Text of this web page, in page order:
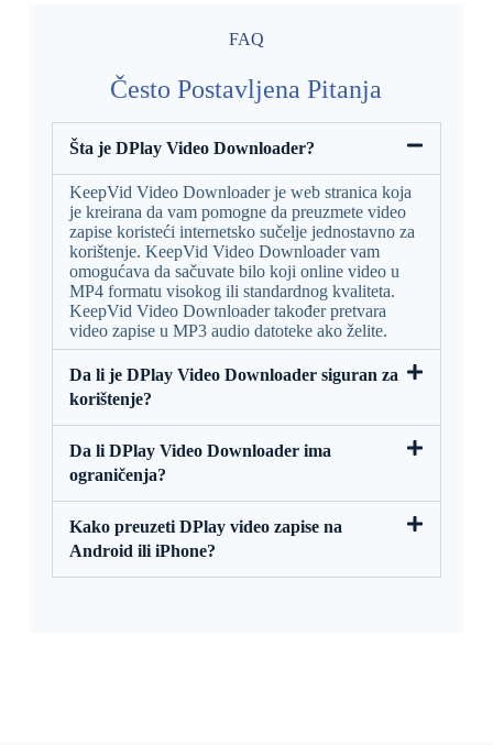
FAQ
Često Postavljena Pitanja
Šta je DPlay Video Downloader?
KeepVid Video Downloader je web stranica koja
je kreirana da vam pomogne da preuzmete video
zapise koristeći internetsko sučelje jednostavno za
korištenje. KeepVid Video Downloader vam
omogućava da sačuvate bilo koji online video u
MP4 formatu visokog ili standardnog kvaliteta.
KeepVid Video Downloader također pretvara
video zapise u MP3 audio datoteke ako želite.
Da li je DPlay Video Downloader siguran za
korištenje?
Da li DPlay Video Downloader ima
ograničenja?
Kako preuzeti DPlay video zapise na
Android ili iPhone?